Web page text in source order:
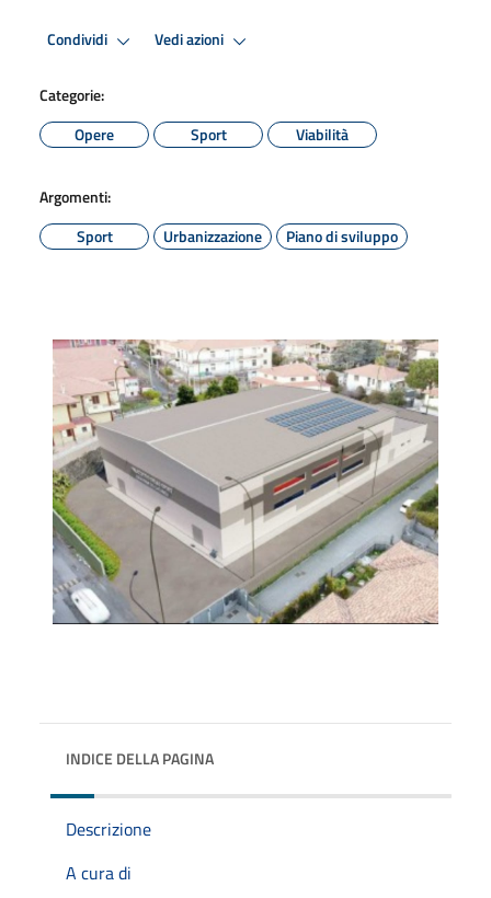
Condividi Vedi azioni
Categorie:
Opere
Sport Viabilità
Argomenti:
Sport
Urbanizzazione Piano di sviluppo
INDICE DELLA PAGINA
Descrizione
A cura di